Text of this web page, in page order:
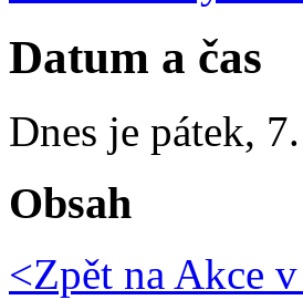
Datum a čas
Dnes je pátek,
Obsah
<Zpět na Akce